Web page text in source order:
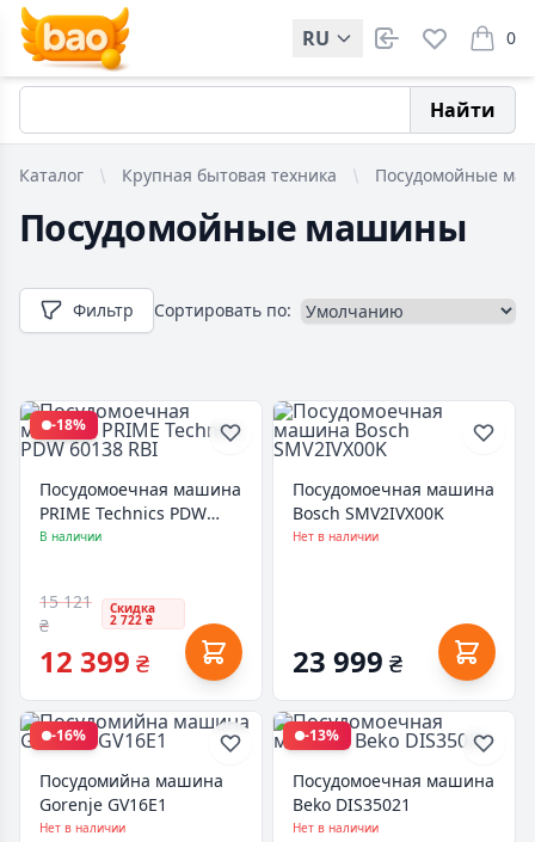
RU 0
items
Найти
Каталог Крупная бытовая техника Посудомойные
Посудомойные машины
Фильтр Сортировать по:
-18%
Посудомоечная машина
PRIME Technics PDW
60138 RBI
В наличии
15 121
₴
Скидка
2 722 ₴
12 399 ₴
Посудомоечная машина
Bosch SMV2IVX00K
Нет в наличии
23 999 ₴
-16%
Посудомийна машина
Gorenje GV16E1
Нет в наличии
-13%
Посудомоечная машина
Beko DIS35021
Нет в наличии